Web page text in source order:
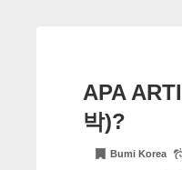
APA
박)?
Bumi Korea